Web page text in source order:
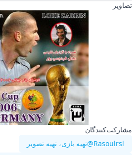
تصاویر
مشارکت‌کنندگان
@Rasoulrslتهیه بازی، تهیه تصویر